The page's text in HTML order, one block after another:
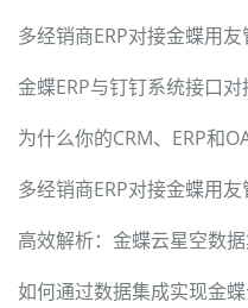
金蝶ERP与钉钉系统接口对
为什么你的CRM、ERP和
高效解析：金蝶云星空数
如何通过数据集成实现金